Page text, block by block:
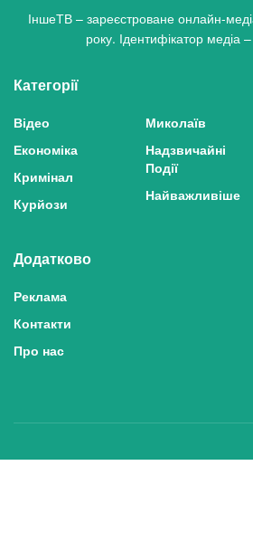
ІншеТВ – зареєстроване онлайн-
року. Ідентифікатор медіа
Категорії
Відео
Економіка
Кримінал
Курйози
Миколаїв
Надзвичайні
Події
Найважливіше
Додатково
Реклама
Контакти
Про нас
Політика конфіденційності та захисту